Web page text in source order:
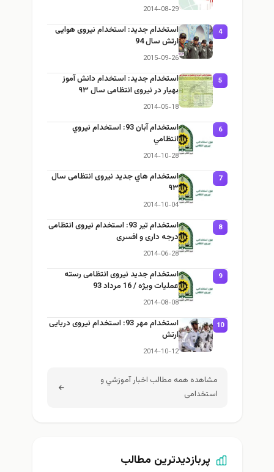
2014-08-29
4
استخدام جديد: استخدام نیروی هوایی
ارتش سال 94
2015-09-26
5
استخدام جديد: استخدام دانش آموز
بهيار در نیروی انتظامی سال ۹۳
2014-05-18
6
استخدام آبان 93: استخدام نيروي
انتظامي
2014-10-28
7
استخدام هاي جديد نیروی انتظامی سال
۹۳
2014-10-04
8
استخدام تير 93: استخدام نیروی انتظامی
درجه داری و افسری
2014-06-28
9
استخدام جديد نیروی انتظامی رسته
عملیات ویژه / 16 مرداد 93
2014-08-08
10
استخدام مهر 93: استخدام نیروی دریایی
ارتش
2014-10-12
مشاهده همه مطالب اخبار آموزشي و
استخدامی
پربازدیدترین مطالب